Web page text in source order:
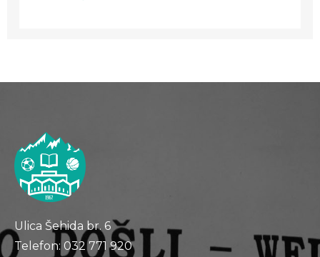
Ulica Šehida br. 6
Telefon: 032 771 920